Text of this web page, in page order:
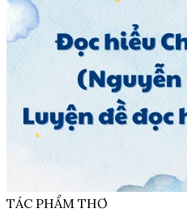
TÁC PHẨM THƠ